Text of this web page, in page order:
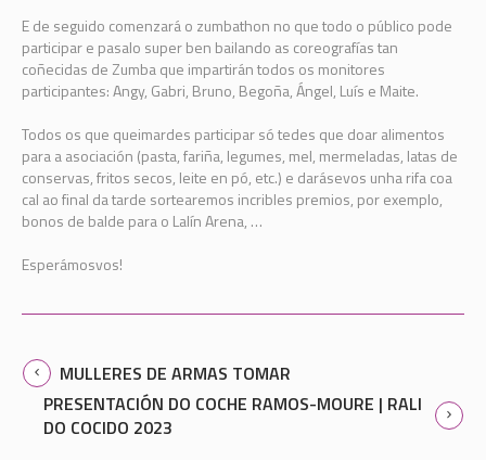
E de seguido comenzará o zumbathon no que todo o público pode
participar e pasalo super ben bailando as coreografías tan
coñecidas de Zumba que impartirán todos os monitores
participantes: Angy, Gabri, Bruno, Begoña, Ángel, Luís e Maite.
Todos os que queimardes participar só tedes que doar alimentos
para a asociación (pasta, fariña, legumes, mel, mermeladas, latas de
conservas, fritos secos, leite en pó, etc.) e darásevos unha rifa coa
cal ao final da tarde sortearemos incribles premios, por exemplo,
bonos de balde para o Lalín Arena, …
Esperámosvos!
MULLERES DE ARMAS TOMAR
PRESENTACIÓN DO COCHE RAMOS-MOURE | RALI
DO COCIDO 2023